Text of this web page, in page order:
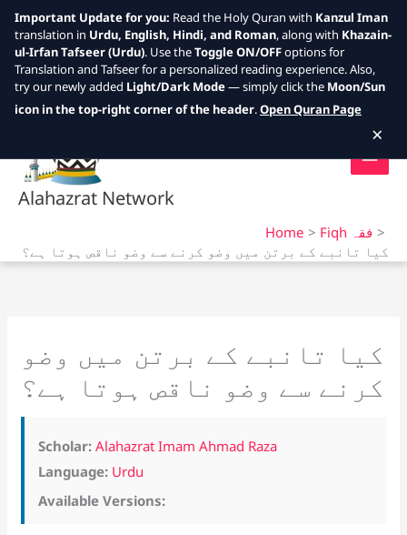
Skip
Alahazrat Network
Home
Fiqh فقہ
کیا تانبے کے برتن میں وضو کرنے سے وضو ناقص ہوتا ہے؟
کیا تانبے کے برتن میں وضو
کرنے سے وضو ناقص ہوتا ہے؟
Scholar: Alahazrat Imam Ahmad Raza
Language: Urdu
Available Versions:
Important Update for you: Read the Holy Quran with Kanzul Iman
translation in Urdu, English, Hindi, and Roman, along with Khazain-
ul-Irfan Tafseer (Urdu). Use theToggle ON/OFFoptions for
Translation and Tafseer for a personalized reading experience. Also,
try our newly added Light/Dark Mode— simply click the Moon/Sun
icon in the top-right corner of the header.Open Quran Page
×